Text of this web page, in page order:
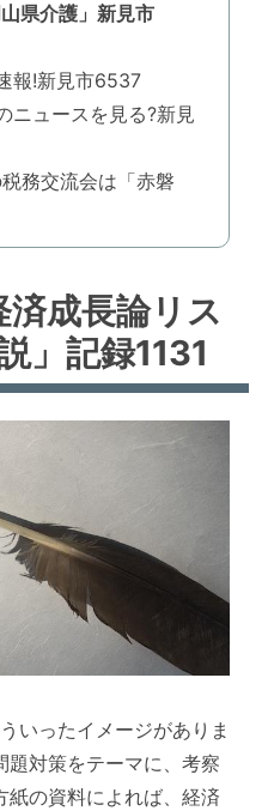
県介護」新見市
報!新見市6537
ニュースを見る?新見
務交流会は「赤磐
成長論リス
」記録1131
いったイメージがありま
題対策をテーマに、考察
紙の資料によれば、経済